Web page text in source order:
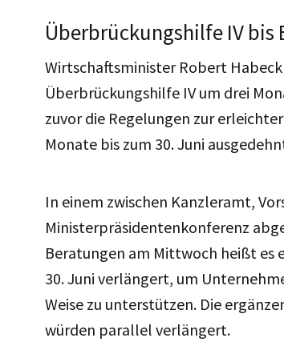
Überbrückungshilfe IV bis
Wirtschaftsminister Robert
Überbrückungshilfe IV um drei
zuvor die Regelungen zur
Monate bis zum 30. Juni
In einem zwischen Kanzleramt,
Ministerpräsidentenkonferenz
Beratungen am Mittwoch heißt es
30. Juni verlängert, um
Weise zu unterstützen. Die
würden parallel verlängert.